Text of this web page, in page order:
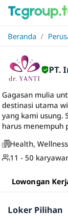
Beranda /
PT.
Gagasan mulia
destinasi utama
yang kami usung.
harus menempuh
Health,
11 - 50
Lowongan
Loker Pilihan